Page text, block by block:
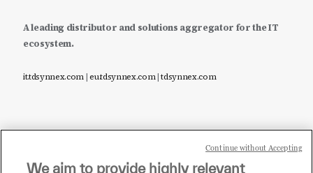
A leading distributor and solutions aggregator for the IT
ecosystem.
it.tdsynnex.com|eu.tdsynnex.com|tdsynnex.com
Sei un rivenditore di tecnologia e desideri acquistare
We aim to provide highly relevant
Continue without Accepting